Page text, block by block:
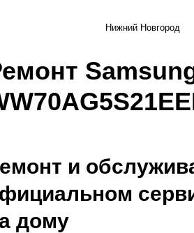
Нижний Новгород
и
дому